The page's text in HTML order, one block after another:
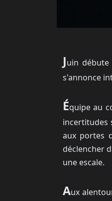
Juin
s'annonce
Équipe au
incertitudes
aux portes
déclencher
une escale.
Aux